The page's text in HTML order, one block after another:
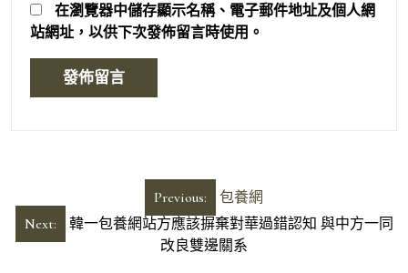
在瀏覽器中儲存顯示名稱、電子郵件地址及個人網
站網址，以供下次發佈留言時使用。
章
導
Previous:
包養網
Next:
韓一包養網站方應該摒棄對華過錯認知 與中方一同
改良雙邊關系